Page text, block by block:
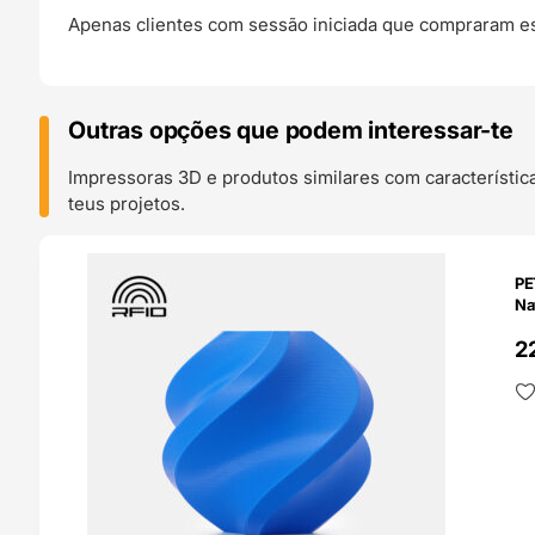
Apenas clientes com sessão iniciada que compraram
Outras opções que podem interessar-te
Impressoras 3D e produtos similares com
teus projetos.